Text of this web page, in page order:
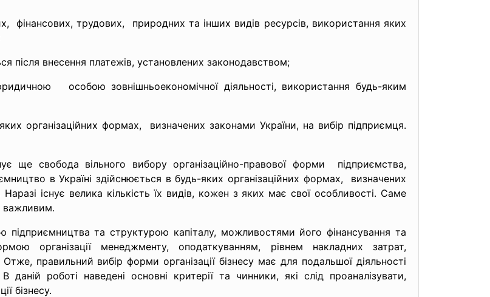
фінансових, трудових, природних та інших видів ресурсів, використання яких
після внесення платежів, установлених законодавством;
особою зовнішньоекономічної діяльності, використання будь-яким
організаційних формах, визначених законами України, на вибір підприємця.
ще свобода вільного вибору організаційно-правової форми підприємства,
в Україні здійснюється в будь-яких організаційних формах, визначених
існує велика кількість їх видів, кожен з яких має свої особливості. Саме
важливим.
підприємництва та структурою капіталу, можливостями його фінансування та
організації менеджменту, оподаткуванням, рівнем накладних затрат,
правильний вибір форми організації бізнесу має для подальшої діяльності
даній роботі наведені основні критерії та чинники, які слід проаналізувати,
бізнесу.